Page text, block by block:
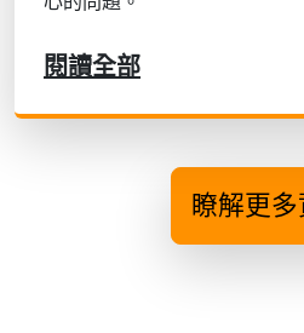
閱讀全部
瞭解更